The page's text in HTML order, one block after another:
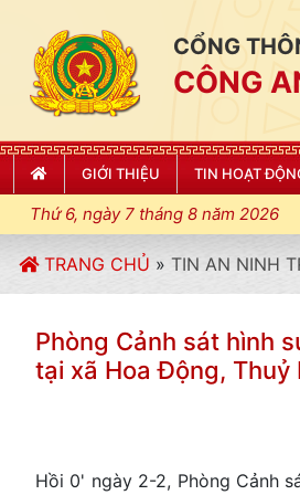
CỔNG
CÔNG
GIỚI THIỆU TIN HOẠT
Thứ 6, ngày 7 tháng 8 năm 2026
KỶ CƯƠNG, ĐIỀU LỆNH; XÂY
TRANG CHỦ » TIN AN NINH
Phòng Cảnh sát hình
tại xã Hoa Động, Thuỷ
Hồi 0' ngày 2-2, Phòng Cảnh